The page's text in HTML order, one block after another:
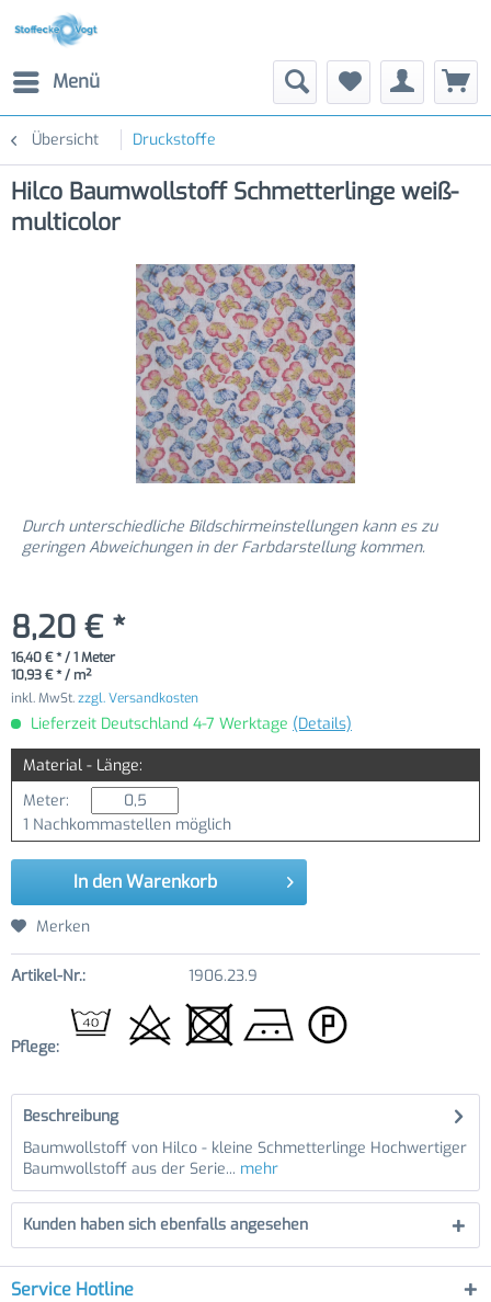
Menü
Übersicht Druckstoffe
Hilco Baumwollstoff Schmetterlinge weiß-
multicolor
Durch unterschiedliche Bildschirmeinstellungen kann es zu
geringen Abweichungen in der Farbdarstellung kommen.
8,20 € *
16,40 € * / 1 Meter
10,93 € * / m²
inkl. MwSt.zzgl. Versandkosten
Lieferzeit Deutschland 4-7 Werktage (Details)
Material - Länge:
Meter:
1 Nachkommastellen möglich
In den Warenkorb
Merken
Artikel-Nr.: 1906.23.9
Pflege:
Beschreibung
Baumwollstoff von Hilco - kleine Schmetterlinge Hochwertiger
Baumwollstoff aus der Serie... mehr
Kunden haben sich ebenfalls angesehen
Service Hotline